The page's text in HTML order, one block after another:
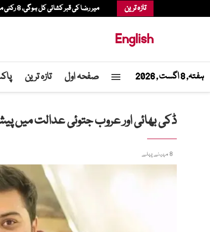
تازہ ترین میر رضا کی قبر کشائی کل ہوگی، 8 رکنی میڈیکل بورڈ دوبارہ بحال
English
ہفتہ, 8 اگست , 2026 صفحہ اول تازہ ترین
ڈکی بھائی اور عروب جتوئی عدالت میں
8 مہینے پہلے